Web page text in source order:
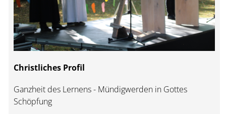
Christliches Profil
Ganzheit des Lernens - Mündigwerden in Gottes
Schöpfung